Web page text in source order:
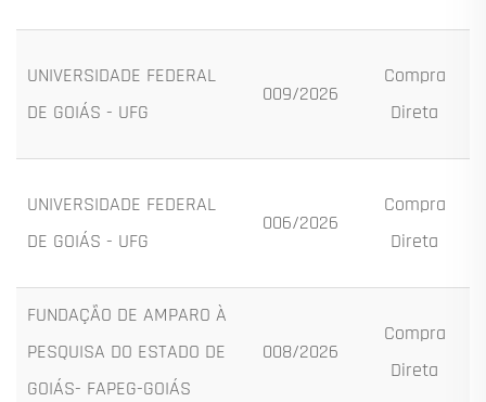
UNIVERSIDADE FEDERAL
DE GOIÁS - UFG
009/2026
Compra
Direta
UNIVERSIDADE FEDERAL
DE GOIÁS - UFG
006/2026
Compra
Direta
FUNDAÇÃO DE AMPARO À
PESQUISA DO ESTADO DE
GOIÁS- FAPEG-GOIÁS
008/2026
Compra
Direta